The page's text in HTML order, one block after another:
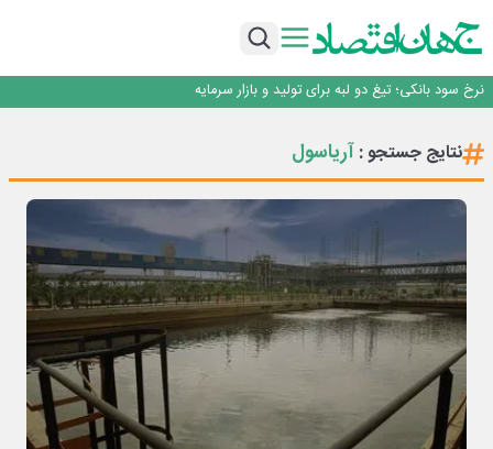
عبور فکور صنعت از مرز ۵۳ همت درآمد
نرخ سود بانکی؛ تیغ دو لبه برای تولید و بازار سرمایه
طلسم خانه‌سازی چینی‌ها در ایران شکسته می‌شود؟
عبور فکور صنعت از مرز ۵۳ همت درآمد
نتایج جستجو :آریاسول